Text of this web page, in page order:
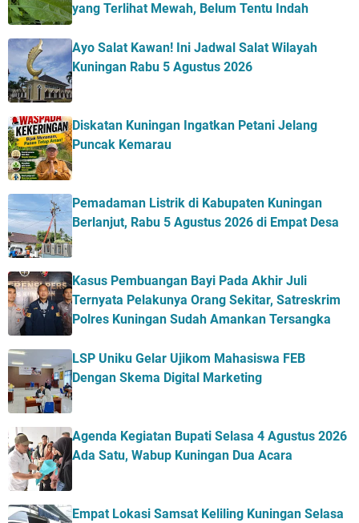
yang Terlihat Mewah, Belum Tentu Indah
Ayo Salat Kawan! Ini Jadwal Salat Wilayah
Kuningan Rabu 5 Agustus 2026
Diskatan Kuningan Ingatkan Petani Jelang
Puncak Kemarau
Pemadaman Listrik di Kabupaten Kuningan
Berlanjut, Rabu 5 Agustus 2026 di Empat Desa
Kasus Pembuangan Bayi Pada Akhir Juli
Ternyata Pelakunya Orang Sekitar, Satreskrim
Polres Kuningan Sudah Amankan Tersangka
LSP Uniku Gelar Ujikom Mahasiswa FEB
Dengan Skema Digital Marketing
Agenda Kegiatan Bupati Selasa 4 Agustus 2026
Ada Satu, Wabup Kuningan Dua Acara
Empat Lokasi Samsat Keliling Kuningan Selasa